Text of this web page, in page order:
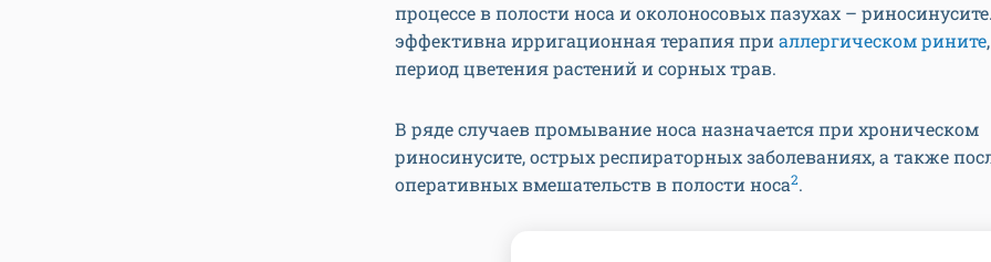
процессе в полости носа и околоносовых пазухах –
эффективна ирригационная терапия при аллергическом рините
период цветения растений и сорных трав.
В ряде случаев промывание носа назначается при хроническом
риносинусите, острых респираторных заболеваниях, а также
оперативных вмешательств в полости носа2.